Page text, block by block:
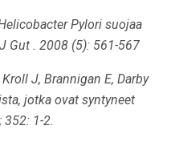
Pylori suojaa
Gut . 2008 (5): 561-567
J, Brannigan E, Darby
jotka ovat syntyneet
352: 1-2.